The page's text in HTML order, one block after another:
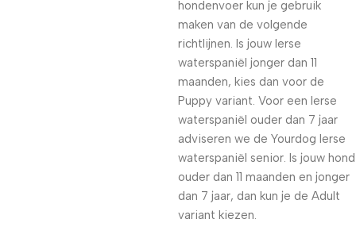
hondenvoer kun je gebruik
maken van de volgende
richtlijnen. Is jouw Ierse
waterspaniël jonger dan 11
maanden, kies dan voor de
Puppy variant. Voor een Ierse
waterspaniël ouder dan 7 jaar
adviseren we de Yourdog Ierse
waterspaniël senior. Is jouw hond
ouder dan 11 maanden en jonger
dan 7 jaar, dan kun je de Adult
variant kiezen.